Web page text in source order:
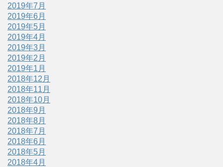
2019年7月
2019年6月
2019年5月
2019年4月
2019年3月
2019年2月
2019年1月
2018年12月
2018年11月
2018年10月
2018年9月
2018年8月
2018年7月
2018年6月
2018年5月
2018年4月